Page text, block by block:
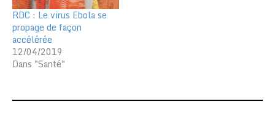
RDC : Le virus Ebola se
propage de façon
accélérée
12/04/2019
Dans "Santé"